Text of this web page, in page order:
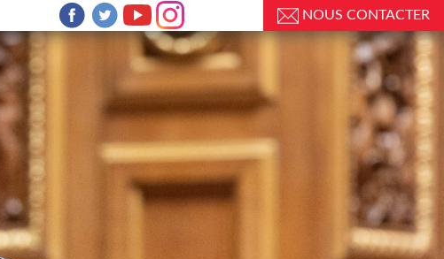
NOUS CONTACTER